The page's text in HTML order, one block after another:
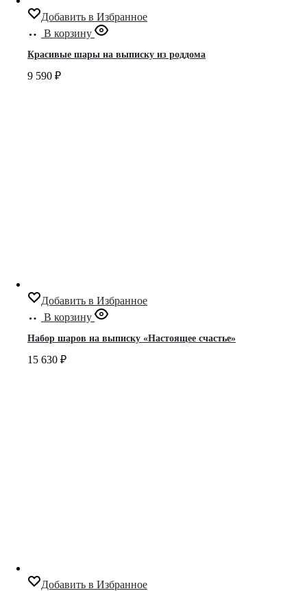
Добавить в Избранное
В корзину
Красивые шары на выписку из роддома
9 590 ₽
Добавить в Избранное
В корзину
Набор шаров на выписку «Настоящее счастье»
15 630 ₽
Добавить в Избранное